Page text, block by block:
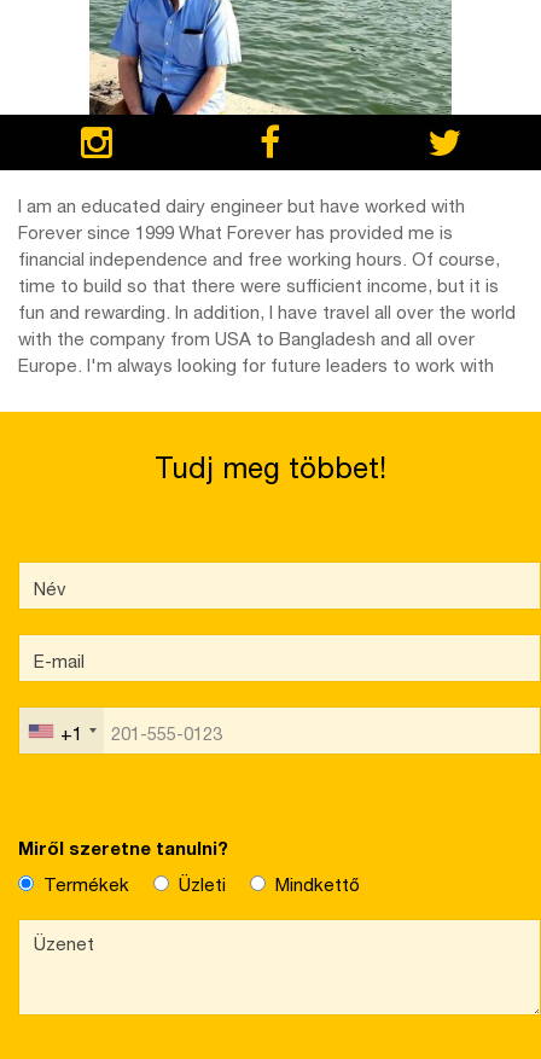
I am an educated dairy engineer but have worked with
Forever since 1999 What Forever has provided me is
financial independence and free working hours. Of course,
time to build so that there were sufficient income, but it is
fun and rewarding. In addition, I have travel all over the world
with the company from USA to Bangladesh and all over
Europe. I'm always looking for future leaders to work with
Tudj meg többet!
+1
Miről szeretne tanulni?
Termékek
Üzleti Mindkettő